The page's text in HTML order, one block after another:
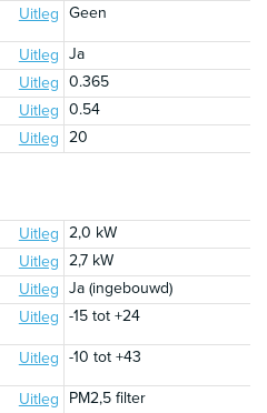
Uitleg Geen
Uitleg Ja
Uitleg 0.365
Uitleg 0.54
Uitleg 20
Uitleg 2,0 kW
Uitleg 2,7 kW
Uitleg Ja (ingebouwd)
Uitleg -15 tot +24
Uitleg -10 tot +43
Uitleg PM2,5 filter